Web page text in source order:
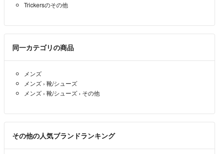
Trickersのその他
同一カテゴリの商品
メンズ
メンズ › 靴/シューズ
メンズ › 靴/シューズ › その他
その他の人気ブランドランキング